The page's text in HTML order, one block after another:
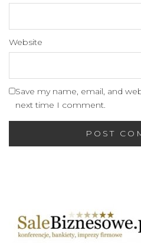
Website
Save my name, email, and
next time I comment.